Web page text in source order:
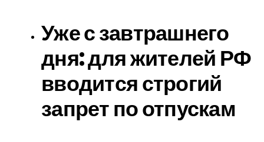
Уже с завтрашнего
дня: для жителей РФ
вводится строгий
запрет по отпускам